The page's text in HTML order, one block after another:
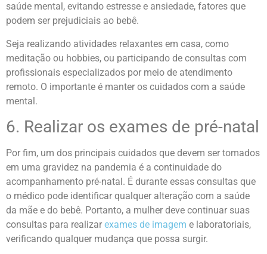
saúde mental, evitando estresse e ansiedade, fatores que
podem ser prejudiciais ao bebê.
Seja realizando atividades relaxantes em casa, como
meditação ou hobbies, ou participando de consultas com
profissionais especializados por meio de atendimento
remoto. O importante é manter os cuidados com a saúde
mental.
6. Realizar os exames de pré-natal
Por fim, um dos principais cuidados que devem ser tomados
em uma gravidez na pandemia é a continuidade do
acompanhamento pré-natal. É durante essas consultas que
o médico pode identificar qualquer alteração com a saúde
da mãe e do bebê. Portanto, a mulher deve continuar suas
consultas para realizar exames de imagem e laboratoriais,
verificando qualquer mudança que possa surgir.